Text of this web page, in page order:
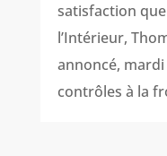
satisfaction
l’Intérieur,
annoncé,
contrôles à la